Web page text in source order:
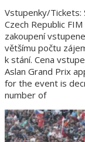
Vstupenky/Tickets:
Czech Republic
zakoupení
většímu počtu
k stání. Cena
Aslan Grand Prix
for the event is
number of